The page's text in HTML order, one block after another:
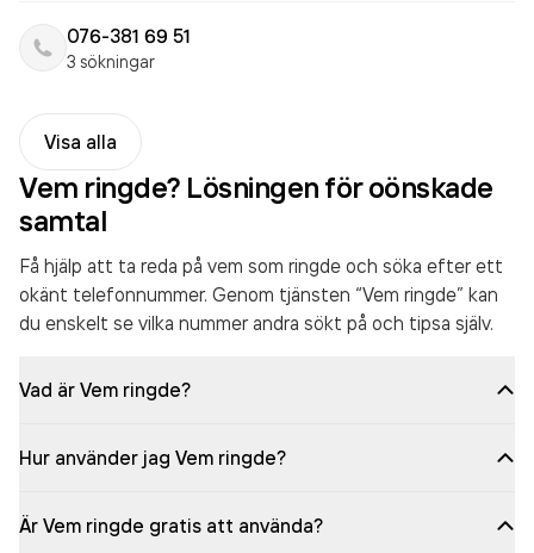
076-381 69 51
3 sökningar
Visa alla
Vem ringde? Lösningen för oönskade
samtal
Få hjälp att ta reda på vem som ringde och söka efter ett
okänt telefonnummer. Genom tjänsten “Vem ringde” kan
du enskelt se vilka nummer andra sökt på och tipsa själv.
Vad är Vem ringde?
Hur använder jag Vem ringde?
Är Vem ringde gratis att använda?